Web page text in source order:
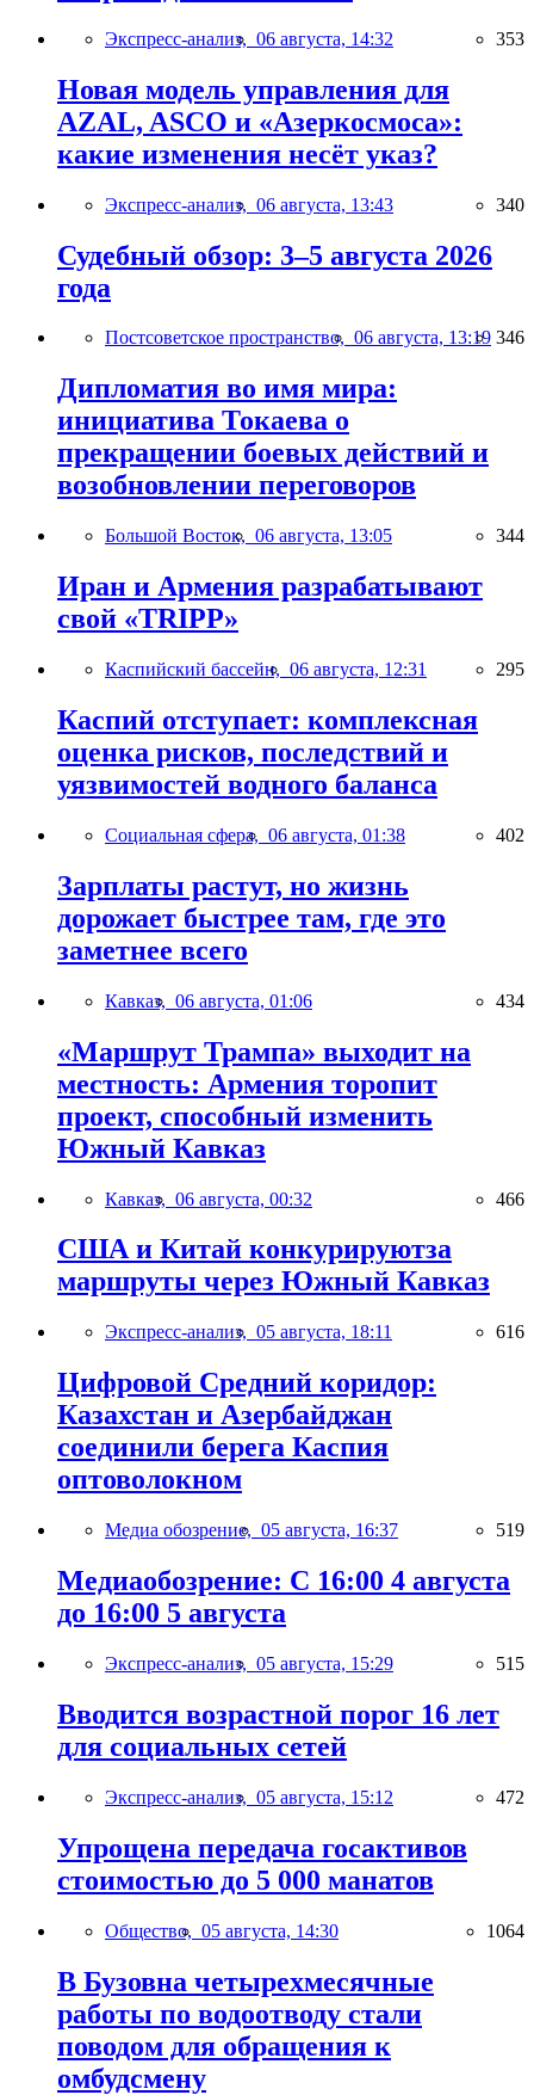
Экспресс-анализ, 06 августа, 14:32 353
Новая модель управления для
AZAL, ASCO и «Азеркосмоса»:
какие изменения несёт указ?
Экспресс-анализ, 06 августа, 13:43 340
Судебный обзор: 3–5 августа 2026
года
Постсоветское пространство, 06 августа, 13:19 346
Дипломатия во имя мира:
инициатива Токаева о
прекращении боевых действий и
возобновлении переговоров
Большой Восток, 06 августа, 13:05 344
Иран и Армения разрабатывают
свой «TRIPP»
Каспийский бассейн, 06 августа, 12:31 295
Каспий отступает: комплексная
оценка рисков, последствий и
уязвимостей водного баланса
Социальная сфера, 06 августа, 01:38 402
Зарплаты растут, но жизнь
дорожает быстрее там, где это
заметнее всего
Кавказ, 06 августа, 01:06 434
«Маршрут Трампа» выходит на
местность: Армения торопит
проект, способный изменить
Южный Кавказ
Кавказ, 06 августа, 00:32 466
США и Китай конкурируютза
маршруты через Южный Кавказ
Экспресс-анализ, 05 августа, 18:11 616
Цифровой Средний коридор:
Казахстан и Азербайджан
соединили берега Каспия
оптоволокном
Медиа обозрение, 05 августа, 16:37 519
Медиаобозрение: С 16:00 4 августа
до 16:00 5 августа
Экспресс-анализ, 05 августа, 15:29 515
Вводится возрастной порог 16 лет
для социальных сетей
Экспресс-анализ, 05 августа, 15:12 472
Упрощена передача госактивов
стоимостью до 5 000 манатов
Общество, 05 августа, 14:30 1064
В Бузовна четырехмесячные
работы по водоотводу стали
поводом для обращения к
омбудсмену